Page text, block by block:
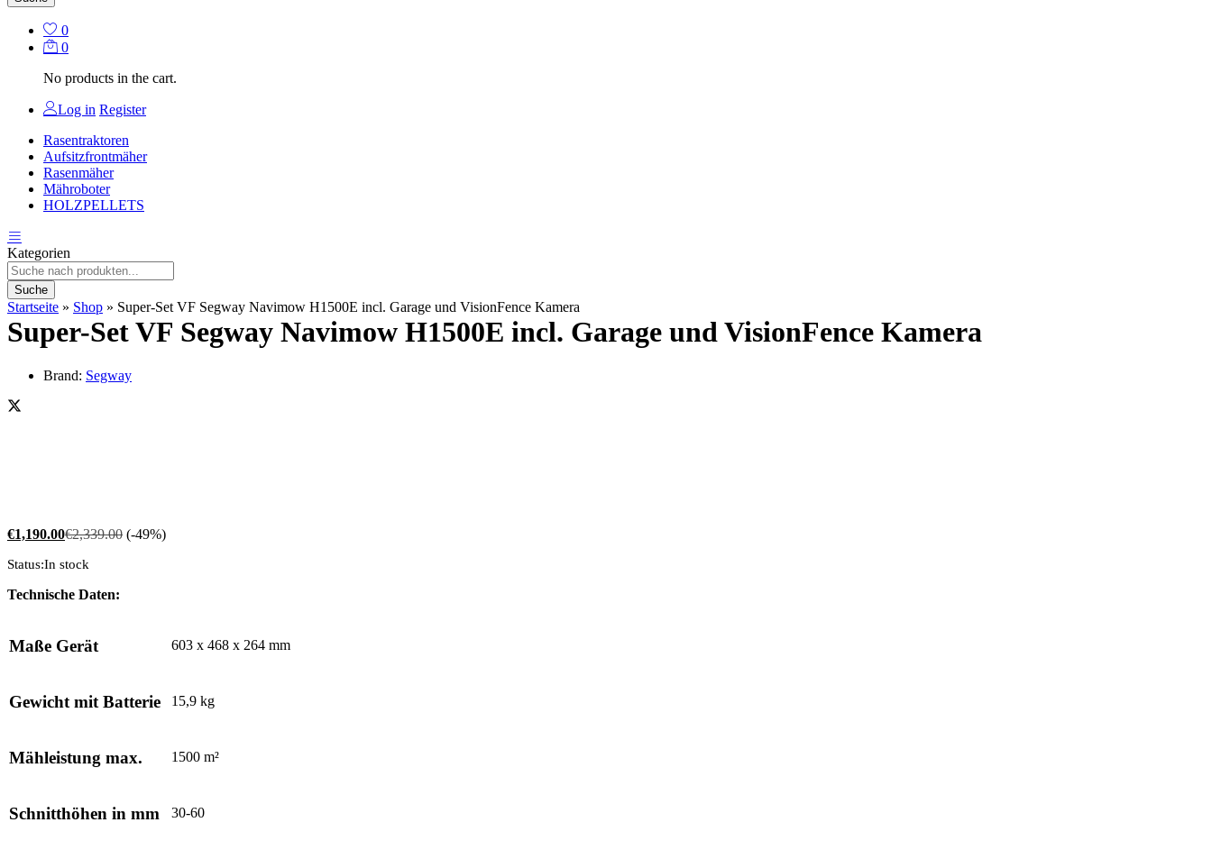
0
0
No products in the cart.
Log in Register
Rasentraktoren
Aufsitzfrontmäher
Rasenmäher
Mähroboter
HOLZPELLETS
Kategorien
Suche
Startseite » Shop » Super-Set VF Segway Navimow H1500E incl. Garage und VisionFence Kamera
Super-Set VF Segway Navimow H1500E incl. Garage und VisionFence Kamera
Brand: Segway
€1,190.00€2,339.00 (-49%)
Status:In stock
Technische Daten:
Maße Gerät 603 x 468 x 264 mm
Gewicht mit Batterie 15,9 kg
Mähleistung max. 1500 m²
Schnitthöhen in mm 30-60